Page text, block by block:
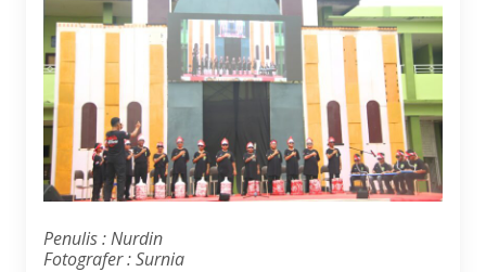
Penulis : Nurdin
Fotografer: Surnia